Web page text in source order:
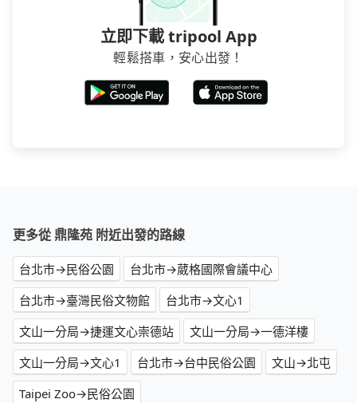
立即下載 tripool App
輕鬆搭車，安心出發！
更多從 鼎隆苑 附近出發的路線
台北市→民俗公園
台北市→葳格國際會議中心
台北市→臺灣民俗文物館
台北市→文心1
文山一分局→捷運文心崇德站
文山一分局→一德洋樓
文山一分局→文心1
台北市→台中民俗公園
文山→北屯
Taipei Zoo→民俗公園